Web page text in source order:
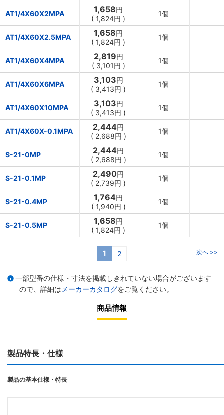
AT1/4X60X2MPA 1,658円
( 1,824円 )
1個
AT1/4X60X2.5MPA 1,658円
( 1,824円 )
1個
AT1/4X60X4MPA 2,819円
( 3,101円 )
1個
AT1/4X60X6MPA 3,103円
( 3,413円 )
1個
AT1/4X60X10MPA 3,103円
( 3,413円 )
1個
AT1/4X60X-0.1MPA 2,444円
( 2,688円 )
1個
S-21-0MP 2,444円
( 2,688円 )
1個
S-21-0.1MP 2,490円
( 2,739円 )
1個
S-21-0.4MP 1,764円
( 1,940円 )
1個
S-21-0.5MP 1,658円
( 1,824円 )
1個
1 2 次へ >>
一部型番の仕様・寸法を掲載しきれていない場合がございます
ので、詳細は メーカーカタログをご覧ください。
商品情報
製品特長・仕様
製品の基本仕様・特長